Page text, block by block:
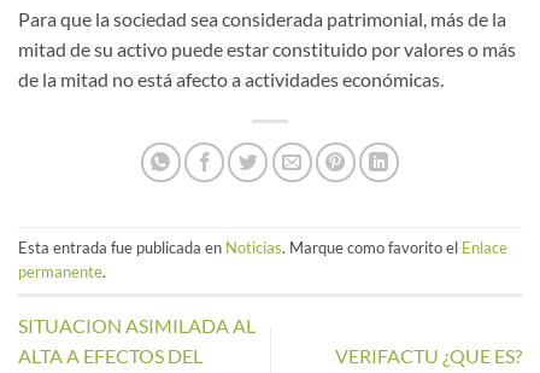
Para que la sociedad sea considerada patrimonial, más de la
mitad de su activo puede estar constituido por valores o más
de la mitad no está afecto a actividades económicas.
Esta entrada fue publicada en Noticias. Marque como favorito el Enlace
permanente.
SITUACION ASIMILADA AL
ALTA A EFECTOS DEL
VERIFACTU ¿QUE ES?